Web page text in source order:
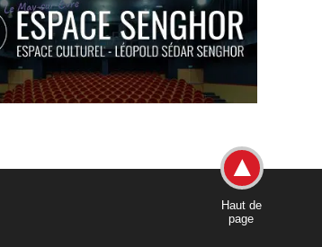
Haut de
page